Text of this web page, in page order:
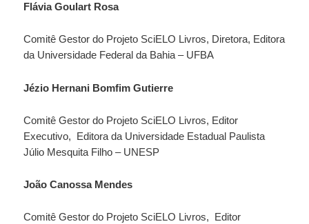
Flávia Goulart Rosa
Comitê Gestor do Projeto SciELO Livros, Diretora, Editora
da Universidade Federal da Bahia – UFBA
Jézio Hernani Bomfim Gutierre
Comitê Gestor do Projeto SciELO Livros, Editor
Executivo, Editora da Universidade Estadual Paulista
Júlio Mesquita Filho – UNESP
João Canossa Mendes
Comitê Gestor do Projeto SciELO Livros, Editor